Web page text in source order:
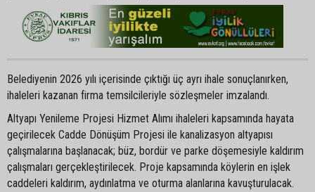
Belediyenin 2026 yılı içerisinde çıktığı üç ayrı ihale sonuçlanırken,
ihaleleri kazanan firma temsilcileriyle sözleşmeler imzalandı.
Altyapı Yenileme Projesi Hizmet Alımı ihaleleri kapsamında hayata
geçirilecek Cadde Dönüşüm Projesi ile kanalizasyon altyapısı
çalışmalarına başlanacak; büz, bordür ve parke döşemesiyle kaldırım
çalışmaları gerçekleştirilecek. Proje kapsamında köylerin en işlek
caddeleri kaldırım, aydınlatma ve oturma alanlarına kavuşturulacak.